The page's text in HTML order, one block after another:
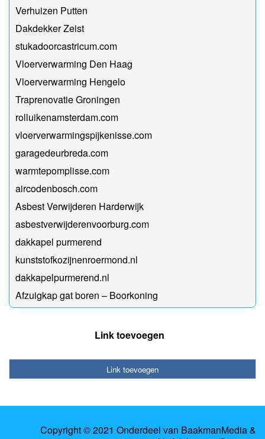
Verhuizen Putten
Dakdekker Zeist
stukadoorcastricum.com
Vloerverwarming Den Haag
Vloerverwarming Hengelo
Traprenovatie Groningen
rolluikenamsterdam.com
vloerverwarmingspijkenisse.com
garagedeurbreda.com
warmtepomplisse.com
aircodenbosch.com
Asbest Verwijderen Harderwijk
asbestverwijderenvoorburg.com
dakkapel purmerend
kunststofkozijnenroermond.nl
dakkapelpurmerend.nl
Afzuigkap gat boren – Boorkoning
Link toevoegen
Link toevoegen
Copyright © 2021 Onderdeel van BaakmanMedia&